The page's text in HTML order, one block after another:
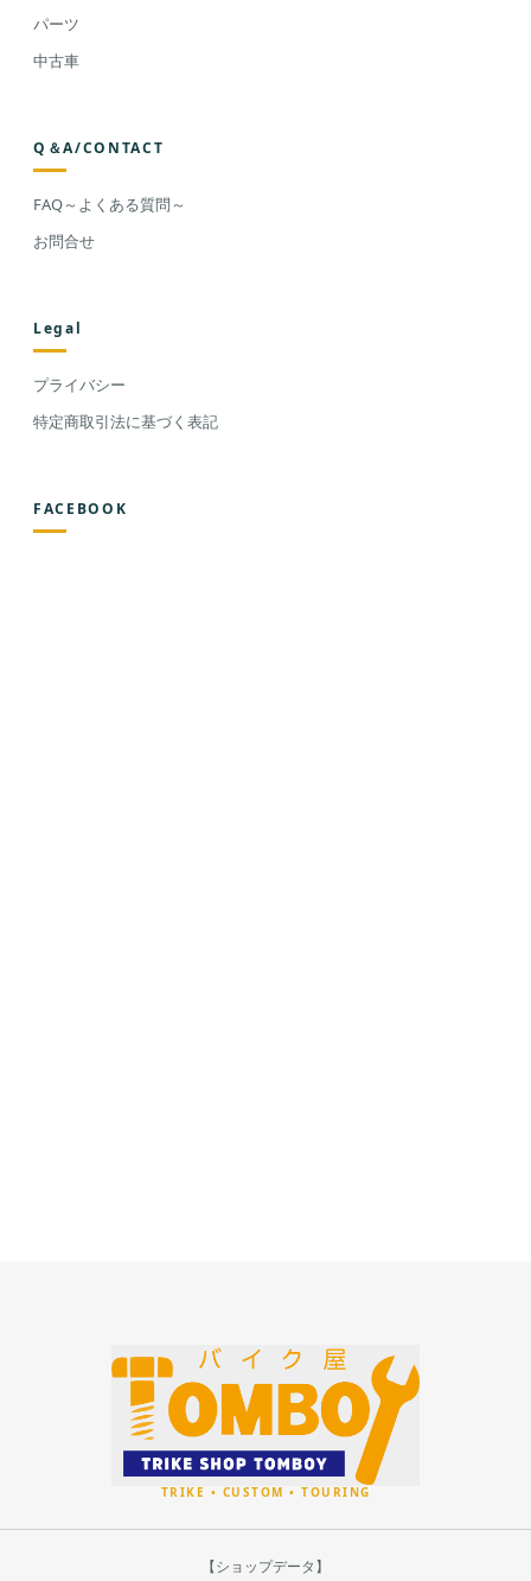
パーツ
中古車
Q＆A/CONTACT
FAQ～よくある質問～
お問合せ
Legal
プライバシー
特定商取引法に基づく表記
FACEBOOK
【ショップデータ】